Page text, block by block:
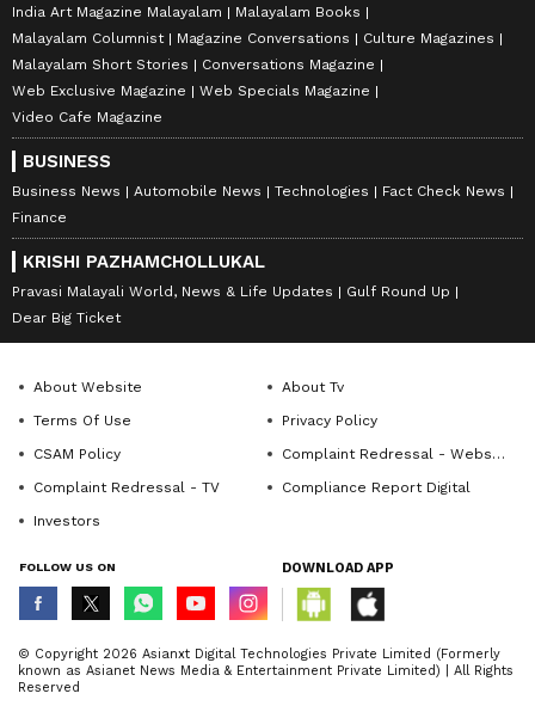
India Art Magazine Malayalam
Malayalam Books
Malayalam Columnist
Magazine Conversations
Culture Magazines
Malayalam Short Stories
Conversations Magazine
Web Exclusive Magazine
Web Specials Magazine
Video Cafe Magazine
BUSINESS
Business News Automobile News Technologies
Fact Check News
Finance
KRISHI PAZHAMCHOLLUKAL
Pravasi Malayali World, News & Life Updates
Gulf Round Up
Dear Big Ticket
About Website
About Tv
Terms Of Use
Privacy Policy
CSAM Policy
Complaint Redressal - Website
Complaint Redressal - TV
Compliance Report Digital
Investors
FOLLOW US ON DOWNLOAD APP
© Copyright 2026 Asianxt Digital Technologies Private Limited (Formerly
known as Asianet News Media & Entertainment Private Limited) | All Rights
Reserved